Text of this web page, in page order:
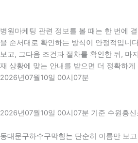
병원마케팅 관련 정보를 볼 때는 한 번에
을 순서대로 확인하는 방식이 안정적입니
보고, 그다음 조건과 절차를 확인한 뒤, 마
재 상황에 맞는 안내를 받으면 더 정확하
2026년07월10일 00시07분
2026년07월10일 00시07분 기준 수원흥신
동대문구하수구막힘는 단순히 이름만 보